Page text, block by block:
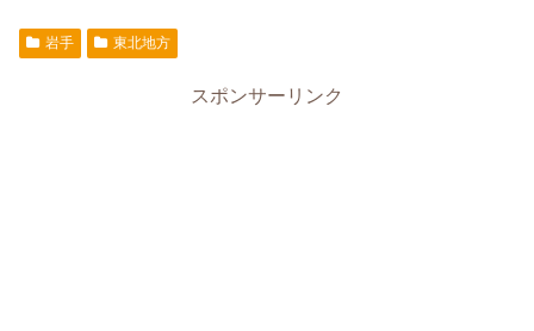
岩手 東北地方
スポンサーリンク